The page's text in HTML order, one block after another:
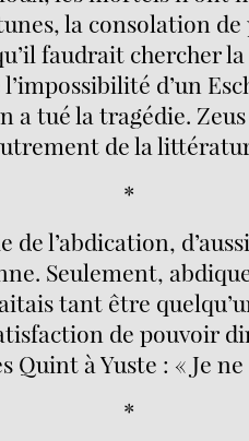
la consolation de
faudrait chercher
l’impossibilité d’un
a tué la tragédie.
de la
*
de l’abdication,
Seulement,
tant être
de pouvoir
Quint à Yuste : « Je
*